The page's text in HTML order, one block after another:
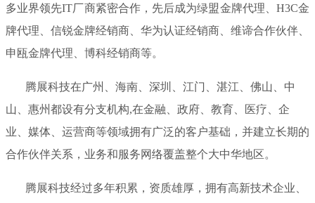
多业界领先IT厂商紧密合作，先后成为绿盟金牌代理、H3C金
牌代理、信锐金牌经销商、华为认证经销商、维谛合作伙伴、
申瓯金牌代理、博科经销商等。
腾展科技在广州、海南、深圳、江门、湛江、佛山、中
山、惠州都设有分支机构,在金融、政府、教育、医疗、企
业、媒体、运营商等领域拥有广泛的客户基础，并建立长期的
合作伙伴关系，业务和服务网络覆盖整个大中华地区。
腾展科技经过多年积累，资质雄厚，拥有高新技术企业、